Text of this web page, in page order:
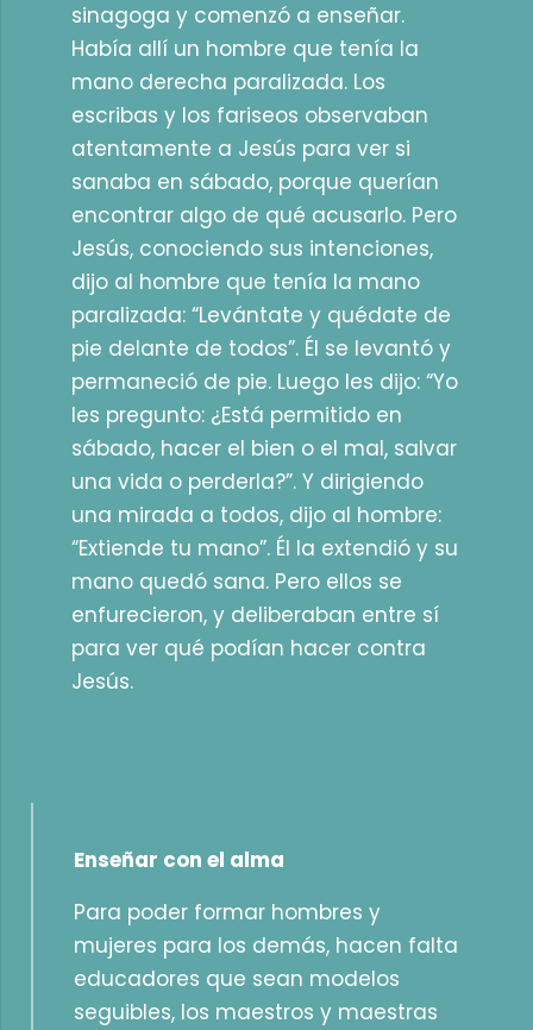
sinagoga y comenzó a enseñar.
Había allí un hombre que tenía la
mano derecha paralizada. Los
escribas y los fariseos observaban
atentamente a Jesús para ver si
sanaba en sábado, porque querían
encontrar algo de qué acusarlo. Pero
Jesús, conociendo sus intenciones,
dijo al hombre que tenía la mano
paralizada: “Levántate y quédate de
pie delante de todos”. Él se levantó y
permaneció de pie. Luego les dijo: “Yo
les pregunto: ¿Está permitido en
sábado, hacer el bien o el mal, salvar
una vida o perderla?”. Y dirigiendo
una mirada a todos, dijo al hombre:
“Extiende tu mano”. Él la extendió y su
mano quedó sana. Pero ellos se
enfurecieron, y deliberaban entre sí
para ver qué podían hacer contra
Jesús.
Enseñar con el alma
Para poder formar hombres y
mujeres para los demás, hacen falta
educadores que sean modelos
seguibles, los maestros y maestras